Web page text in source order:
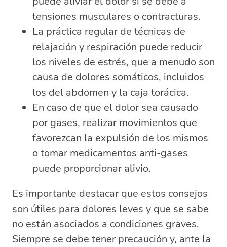
tensiones musculares o contracturas.
La práctica regular de técnicas de
relajación y respiración puede reducir
los niveles de estrés, que a menudo son
causa de dolores somáticos, incluidos
los del abdomen y la caja torácica.
En caso de que el dolor sea causado
por gases, realizar movimientos que
favorezcan la expulsión de los mismos
o tomar medicamentos anti-gases
puede proporcionar alivio.
Es importante destacar que estos consejos
son útiles para dolores leves y que se sabe
no están asociados a condiciones graves.
Siempre se debe tener precaución y, ante la